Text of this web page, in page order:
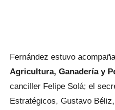
Fernández estuvo
Agricultura, Ganadería y
canciller Felipe Solá; el
Estratégicos, Gustavo